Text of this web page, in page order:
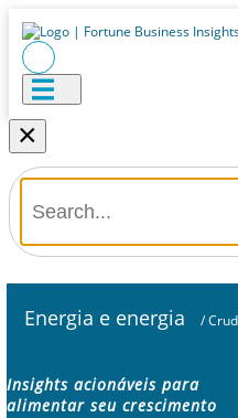
×
Energia e energia /
Insights acionáveis ​​para
alimentar seu crescimento